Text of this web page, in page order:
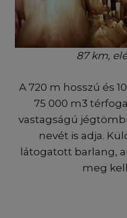
87 km,
A 720 m hosszú és
75 000 m3
vastagságú
nevét is adja.
látogatott barlang,
meg